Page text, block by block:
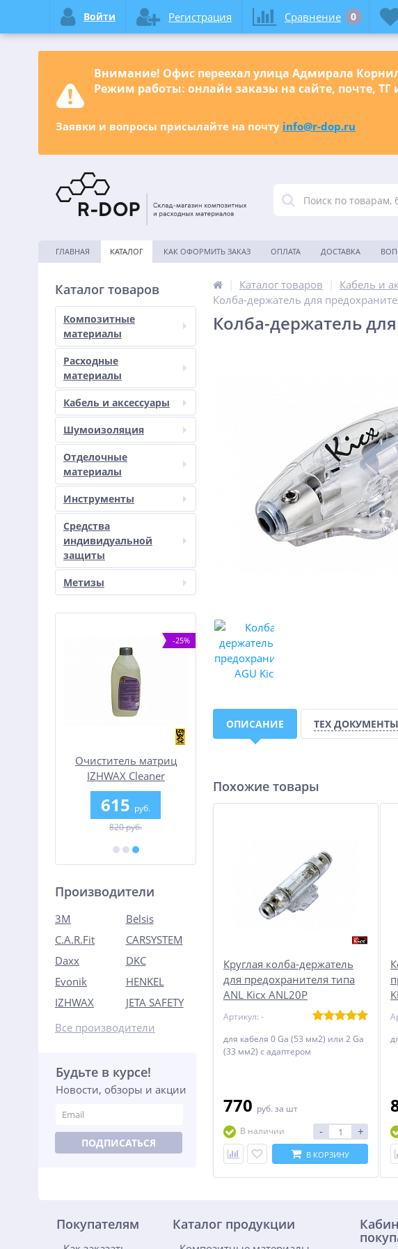
Внимание! Офис переехал улица Адмирала
Режим работы: онлайн заказы на сайте, почте,
Заявки и вопросы присылайте на почту info@r-dop.ru
ГЛАВНАЯ КАТАЛОГ КАК ОФОРМИТЬ ЗАКАЗ ОПЛАТА ДОСТАВКА
Каталог товаров
Композитные
материалы
Расходные
материалы
Кабель и аксессуары
Шумоизоляция
Отделочные
материалы
Инструменты
Средства
индивидуальной
защиты
Метизы
-25%
Очиститель матриц
IZHWAX Cleaner
615 руб.
820 руб.
1 500
Производители
3M
Belsis
C.A.R.Fit
CARSYSTEM
Daxx
DKC
Evonik
HENKEL
IZHWAX
JETA SAFETY
Все производители
Будьте в курсе!
Новости, обзоры и акции
ПОДПИСАТЬСЯ
Каталог товаров Кабель и
Колба-держатель для
Колба-держатель
ОПИСАНИЕ ТЕХ ДОКУМЕНТЫ
Похожие товары
Круглая колба-держатель
для предохранителя типа
ANL Kicx ANL20P
Артикул: -
для кабеля 0 Ga (53 мм2) или 2 Ga
(33 мм2) с адаптером
770 руб. за шт
В наличии
- +
В КОРЗИНУ
Покупателям Каталог продукции
Войти Регистрация Сравнение 0